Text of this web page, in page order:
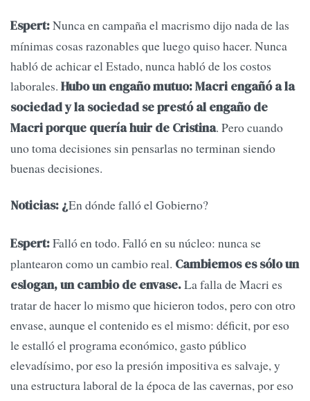
Espert:Nunca en campaña el macrismo dijo nada de las
mínimas cosas razonables que luego quiso hacer. Nunca
habló de achicar el Estado, nunca habló de los costos
laborales. Hubo un engaño mutuo: Macri engañó a la
sociedad y la sociedad se prestó al engaño de
Macri porque quería huir de Cristina. Pero cuando
uno toma decisiones sin pensarlas no terminan siendo
buenas decisiones.
Noticias: ¿En dónde falló el Gobierno?
Espert:Falló en todo. Falló en su núcleo: nunca se
plantearon como un cambio real. Cambiemos es sólo un
eslogan, un cambio de envase.La falla de Macri es
tratar de hacer lo mismo que hicieron todos, pero con otro
envase, aunque el contenido es el mismo: déficit, por eso
le estalló el programa económico, gasto público
elevadísimo, por eso la presión impositiva es salvaje, y
una estructura laboral de la época de las cavernas, por eso